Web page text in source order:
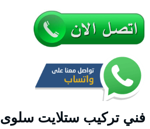
فني تركيب ستلايت سلوى